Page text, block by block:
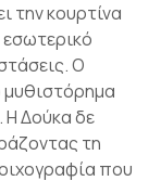
την κουρτίνα
O
μυθιστόρημα
Η Δούκα δε
τη
που